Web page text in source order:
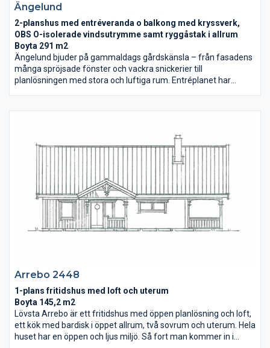
Ängelund
2-planshus med entréveranda o balkong med kryssverk,
OBS O-isolerade vindsutrymme samt ryggåstak i allrum
Boyta 291 m2
Ängelund bjuder på gammaldags gårdskänsla – från fasadens
många spröjsade fönster och vackra snickerier till
planlösningen med stora och luftiga rum. Entréplanet har
Arrebo 2448
1-plans fritidshus med loft och uterum
Boyta 145,2 m2
Lövsta Arrebo är ett fritidshus med öppen planlösning och loft,
ett kök med bardisk i öppet allrum, två sovrum och uterum. Hela
huset har en öppen och ljus miljö. Så fort man kommer in i